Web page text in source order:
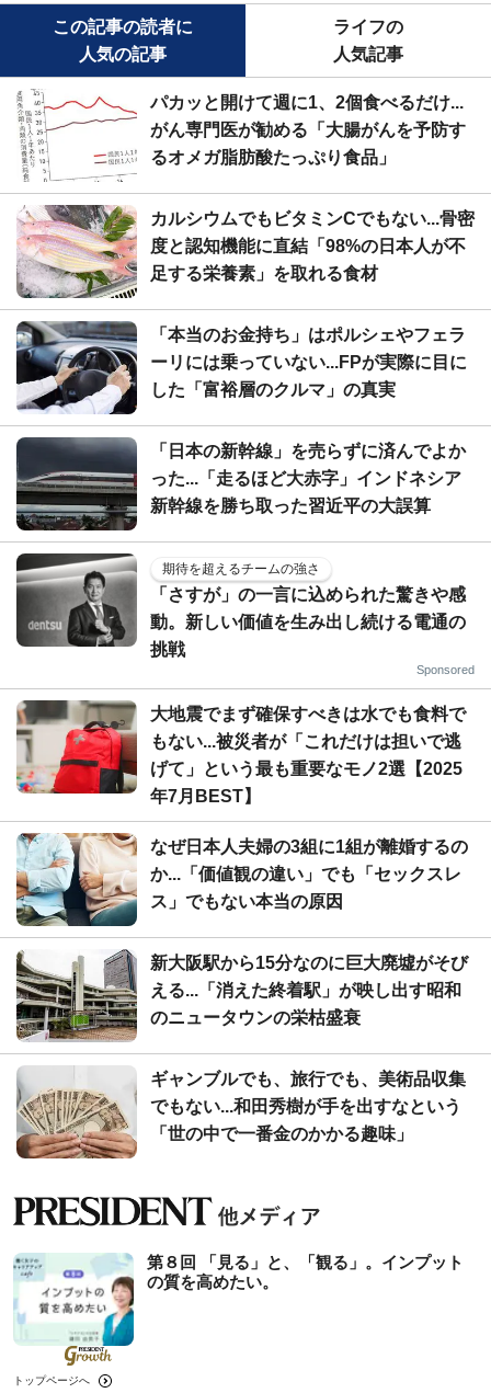
この記事の読者に
人気の記事
ライフの
人気記事
パカッと開けて週に1、2個食べるだけ...
がん専門医が勧める「大腸がんを予防す
るオメガ脂肪酸たっぷり食品」
カルシウムでもビタミンCでもない...骨密
度と認知機能に直結「98%の日本人が不
足する栄養素」を取れる食材
「本当のお金持ち」はポルシェやフェラ
ーリには乗っていない...FPが実際に目に
した「富裕層のクルマ」の真実
「日本の新幹線」を売らずに済んでよか
った...「走るほど大赤字」インドネシア
新幹線を勝ち取った習近平の大誤算
期待を超えるチームの強さ
「さすが」の一言に込められた驚きや感
動。新しい価値を生み出し続ける電通の
挑戦
Sponsored
大地震でまず確保すべきは水でも食料で
もない...被災者が「これだけは担いで逃
げて」という最も重要なモノ2選【2025
年7月BEST】
なぜ日本人夫婦の3組に1組が離婚するの
か...「価値観の違い」でも「セックスレ
ス」でもない本当の原因
新大阪駅から15分なのに巨大廃墟がそび
える...「消えた終着駅」が映し出す昭和
のニュータウンの栄枯盛衰
ギャンブルでも、旅行でも、美術品収集
でもない...和田秀樹が手を出すなという
「世の中で一番金のかかる趣味」
第８回 「見る」と、「観る」。インプット
の質を高めたい。
トップページへ